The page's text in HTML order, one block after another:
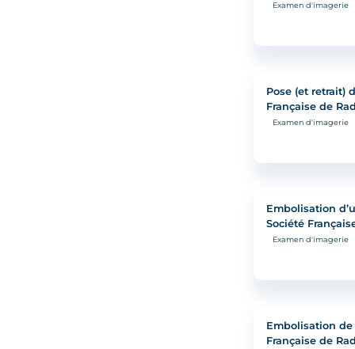
Examen d'imagerie
Pose (et retrait)
Française de
Examen d'imagerie
Embolisation
Société
Examen d'imagerie
Embolisation de
Française de